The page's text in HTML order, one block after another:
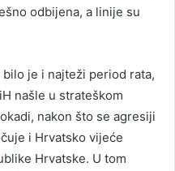
odbijena, a linije su
je i najteži period rata,
našle u strateškom
nakon što se agresiji
i Hrvatsko vijeće
Hrvatske. U tom